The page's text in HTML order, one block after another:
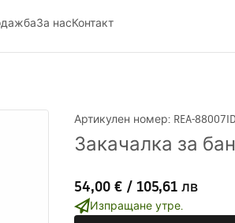
За насКонтакт
Артикулен номер: REA-88007
Закачалка за
54,00 € / 105,61 лв
Изпращане утре.